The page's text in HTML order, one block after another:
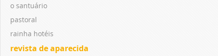
o santuário
pastoral
rainha hotéis
revista de aparecida